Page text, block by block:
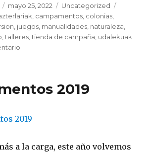
Publicado
el
mayo 25, 2022 Categorías
Uncategorized
campamentos colonias
juegos manualidades naturaleza
,talleres ,tienda de campaña udalekuak
2019
a la carga, este año volvemos